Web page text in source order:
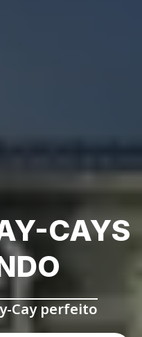
CAYS
Cay perfeito